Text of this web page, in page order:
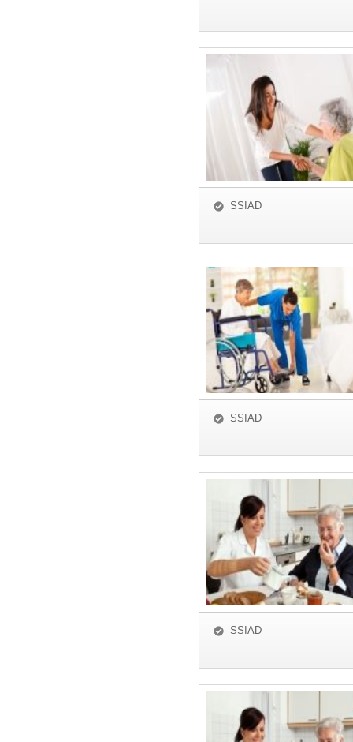
SSIAD
SSIAD
SSIAD